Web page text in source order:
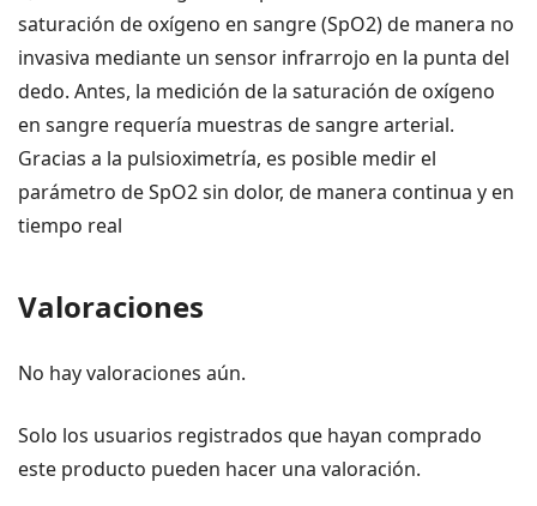
saturación de oxígeno en sangre (SpO2) de manera no
invasiva mediante un sensor infrarrojo en la punta del
dedo. Antes, la medición de la saturación de oxígeno
en sangre requería muestras de sangre arterial.
Gracias a la pulsioximetría, es posible medir el
parámetro de SpO2 sin dolor, de manera continua y en
tiempo real
Valoraciones
No hay valoraciones aún.
Solo los usuarios registrados que hayan comprado
este producto pueden hacer una valoración.